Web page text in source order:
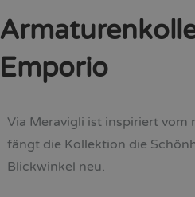
Emporio
Via Meravigli ist inspiriert vom
fängt die Kollektion die
Blickwinkel neu.